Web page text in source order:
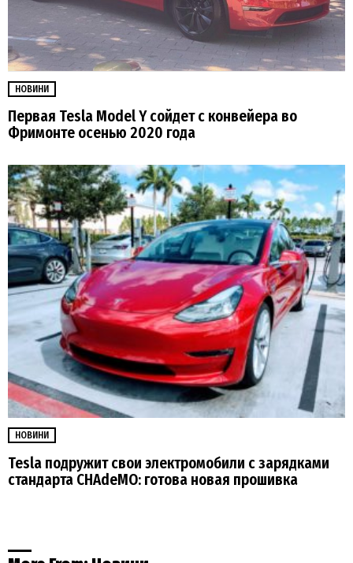
НОВИНИ
Первая Tesla Model Y сойдет с конвейера во
Фримонте осенью 2020 года
НОВИНИ
Tesla подружит свои электромобили с зарядками
стандарта CHAdeMO: готова новая прошивка